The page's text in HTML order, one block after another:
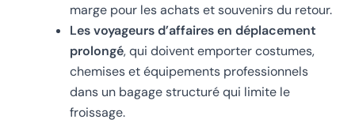
marge pour les achats et souvenirs du retour.
Les voyageurs d’affaires en déplacement
prolongé, qui doivent emporter costumes,
chemises et équipements professionnels
dans un bagage structuré qui limite le
froissage.